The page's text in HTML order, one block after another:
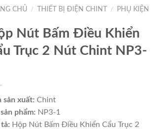
CHỦ / THIẾT BỊ ĐIỆN CHINT /
PHỤ KIỆN
Nút Bấm Điều Khiển
Trục 2 Nút Chint NP3-
sản xuất: Chint
phẩm: NP3-1
Hộp Nút Bấm Điều Khiển Cẩu Trục 2